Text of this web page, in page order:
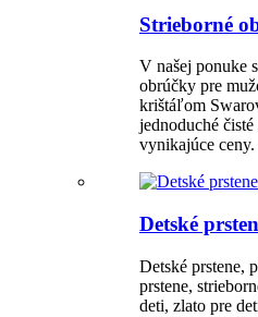
Strieborné
V našej ponuke
obrúčky pre
krištáľom
jednoduché
vynikajúce ceny.
Detské
Detské prstene,
prstene,
deti, zlato pre